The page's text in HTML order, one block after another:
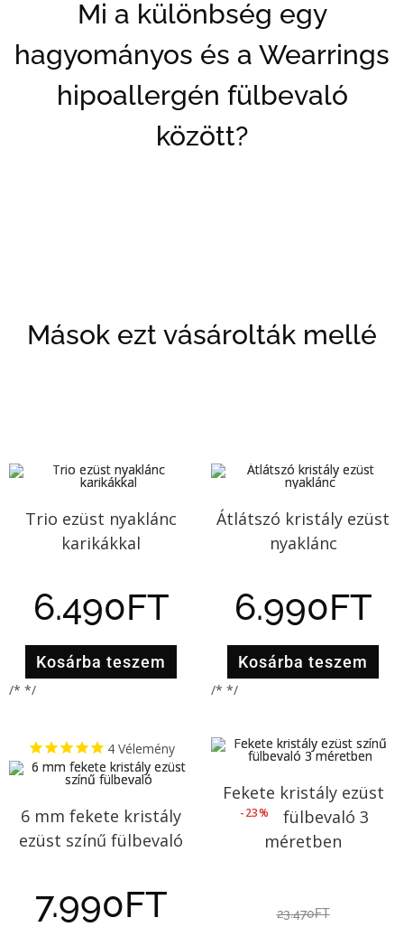
Mi a különbség egy
hagyományos és a Wearrings
hipoallergén fülbevaló
között?
Mások ezt vásárolták mellé
Trio ezüst nyaklánc
karikákkal
6.490FT
Kosárba teszem
/* */
Átlátszó kristály ezüst
nyaklánc
6.990FT
Kosárba teszem
/* */
4Vélemény
6 mm fekete kristály
ezüst színű fülbevaló
7.990FT
-23%
Fekete kristály ezüst
színű fülbevaló 3
méretben
23.470FT